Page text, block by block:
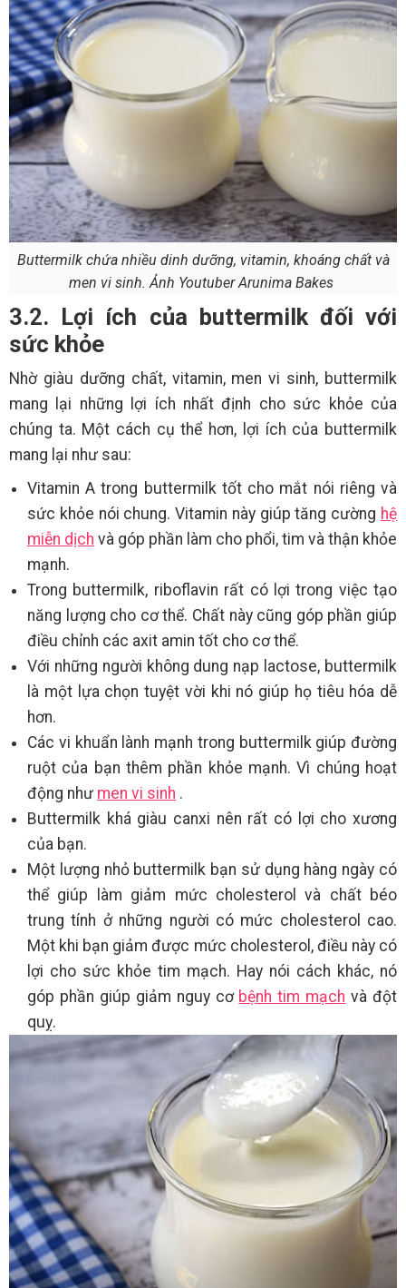
Buttermilk chứa nhiều dinh dưỡng, vitamin, khoáng chất và
men vi sinh. Ảnh Youtuber Arunima Bakes
3.2. Lợi ích của buttermilk đối với
sức khỏe
Nhờ giàu dưỡng chất, vitamin, men vi sinh, buttermilk
mang lại những lợi ích nhất định cho sức khỏe của
chúng ta. Một cách cụ thể hơn, lợi ích của buttermilk
mang lại như sau:
Vitamin A trong buttermilk tốt cho mắt nói riêng và
sức khỏe nói chung. Vitamin này giúp tăng cường hệ
miễn dịch và góp phần làm cho phổi, tim và thận khỏe
mạnh.
Trong buttermilk, riboflavin rất có lợi trong việc tạo
năng lượng cho cơ thể. Chất này cũng góp phần giúp
điều chỉnh các axit amin tốt cho cơ thể.
Với những người không dung nạp lactose, buttermilk
là một lựa chọn tuyệt vời khi nó giúp họ tiêu hóa dễ
hơn.
Các vi khuẩn lành mạnh trong buttermilk giúp đường
ruột của bạn thêm phần khỏe mạnh. Vì chúng hoạt
động như men vi sinh .
Buttermilk khá giàu canxi nên rất có lợi cho xương
của bạn.
Một lượng nhỏ buttermilk bạn sử dụng hàng ngày có
thể giúp làm giảm mức cholesterol và chất béo
trung tính ở những người có mức cholesterol cao.
Một khi bạn giảm được mức cholesterol, điều này có
lợi cho sức khỏe tim mạch. Hay nói cách khác, nó
góp phần giúp giảm nguy cơ bệnh tim mạch và đột
quỵ.